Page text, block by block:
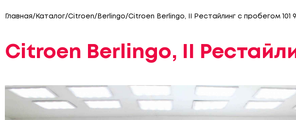
Главная/ Каталог/Citroen/ Berlingo/Citroen Berlingo, II Рестайлинг с пробегом 101
Citroen Berlingo, II